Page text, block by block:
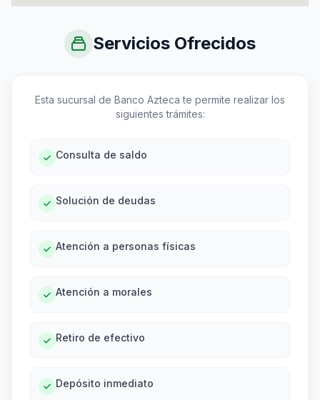
Servicios Ofrecidos
Esta sucursal de Banco Azteca te permite realizar los
siguientes trámites:
Consulta de saldo
Solución de deudas
Atención a personas físicas
Atención a morales
Retiro de efectivo
Depósito inmediato